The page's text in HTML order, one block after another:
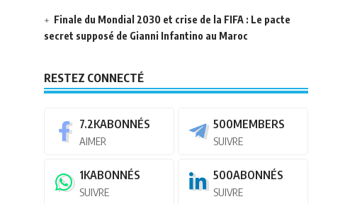
Finale du Mondial 2030 et crise de la FIFA : Le pacte
secret supposé de Gianni Infantino au Maroc
RESTEZ CONNECTÉ
7.2KABONNÉS
AIMER
500MEMBERS
SUIVRE
1KABONNÉS
SUIVRE
500ABONNÉS
SUIVRE